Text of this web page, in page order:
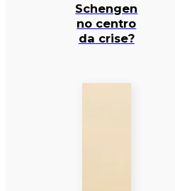
Schengen
no centro
da crise?